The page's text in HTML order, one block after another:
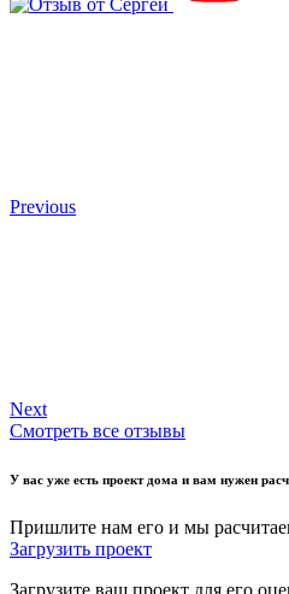
Previous
Next
Смотреть все отзывы
У вас уже есть проект дома и вам нужен
Пришлите нам его и мы
Загрузить проект